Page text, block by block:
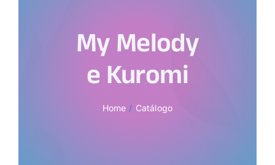
My Melody
e Kuromi
Home Catálogo